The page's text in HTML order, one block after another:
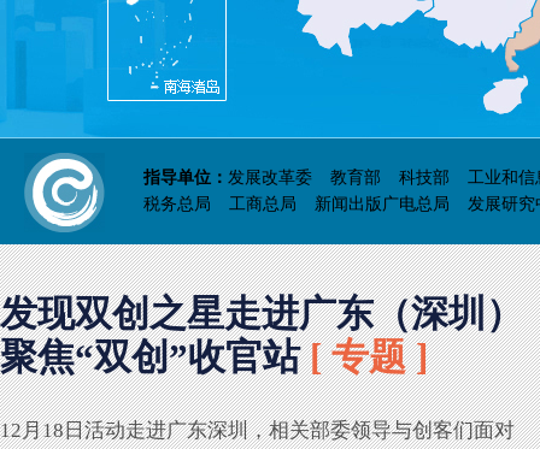
指导单位： 发展改革委 教育部 科技部
工业和信
税务总局
工商总局 新闻出版广电总局 发展研究
发现双创之星走进广东（深圳）
聚焦“双创”收官站[ 专题 ]
12月18日活动走进广东深圳，相关部委领导与创客们面对